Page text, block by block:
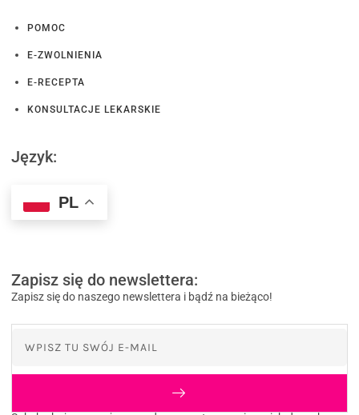
POMOC
E-ZWOLNIENIA
E-RECEPTA
KONSULTACJE LEKARSKIE
Język:
PL
Zapisz się do newslettera:
Zapisz się do naszego newslettera i bądź na bieżąco!